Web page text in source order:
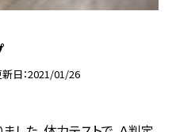
日 2021/01/26